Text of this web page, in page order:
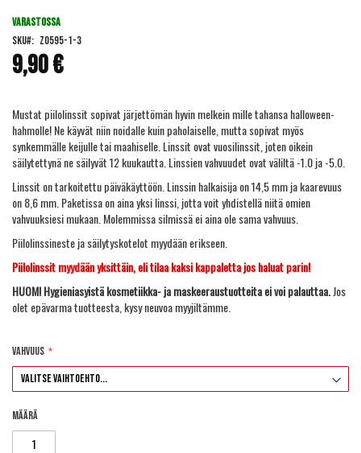
beginning
the
images
gallery
9,90 €
VARASTOSSA
SKU
ZO595-1-3
Mustat piilolinssit sopivat järjettömän hyvin melkein mille tahansa halloween-
hahmolle! Ne käyvät niin noidalle kuin paholaiselle, mutta sopivat myös
synkemmälle keijulle tai maahiselle. Linssit ovat vuosilinssit, joten oikein
säilytettynä ne säilyvät 12 kuukautta. Linssien vahvuudet ovat väliltä -1.0 ja -5.0.
Linssit on tarkoitettu päiväkäyttöön. Linssin halkaisija on 14,5 mm ja kaarevuus
on 8,6 mm. Paketissa on aina yksi linssi, jotta voit yhdistellä niitä omien
vahvuuksiesi mukaan. Molemmissa silmissä ei aina ole sama vahvuus.
Piilolinssineste ja säilytyskotelot myydään erikseen.
Piilolinssit myydään yksittäin, eli tilaa kaksi kappaletta jos haluat parin!
HUOM! Hygieniasyistä kosmetiikka- ja maskeeraustuotteita ei voi palauttaa.Jos
olet epävarma tuotteesta, kysy neuvoa myyjiltämme.
Vahvuus
Määrä